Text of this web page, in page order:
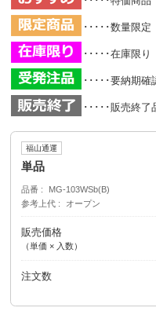
･････数量限定
･････在庫限り
･････要納期確
･････販売終了
福山通運
単品
品番
MG-103WSb(B)
参考上代
オープン
販売価格
（単価 × 入数）
注文数